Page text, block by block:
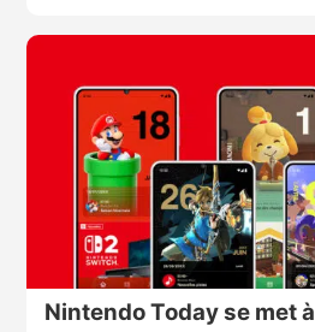
Nintendo Today se met